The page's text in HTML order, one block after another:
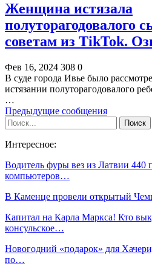
Женщина истязала
полуторагодовалого
советам из TikTok.
Фев 16, 2024 308 0
В суде города Ивье было
истязании полуторагодовалого
…
Предыдущие сообщения
Интересное:
Водитель фуры вез из Латвии 440
компьютеров…
В Каменце провели открытый
Капитал на Карла Маркса! Кто
консульское…
Новогодний «подарок» для
по…